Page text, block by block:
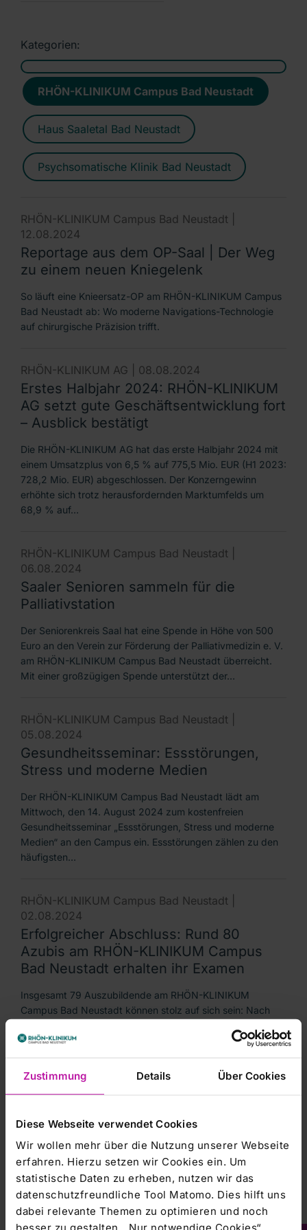
Zustimmung Details Über Cookies
Diese Webseite verwendet Cookies
Wir wollen mehr über die Nutzung unserer Webseite
erfahren. Hierzu setzen wir Cookies ein. Um
statistische Daten zu erheben, nutzen wir das
datenschutzfreundliche Tool Matomo. Dies hilft uns
dabei relevante Themen zu optimieren und noch
Kategorien:
RHÖN-KLINIKUM Campus Bad Neustadt
Haus Saaletal Bad Neustadt
Psychsomatische Klinik Bad Neustadt
RHÖN-KLINIKUM Campus Bad Neustadt |
12.08.2024
Reportage aus dem OP-Saal | Der Weg
zu einem neuen Kniegelenk
So läuft eine Knieersatz-OP am RHÖN-KLINIKUM Campus
Bad Neustadt ab: Wo moderne Navigations-Technologie
auf chirurgische Präzision trifft.
RHÖN-KLINIKUM AG | 08.08.2024
Erstes Halbjahr 2024: RHÖN-KLINIKUM
AG setzt gute Geschäftsentwicklung fort
– Ausblick bestätigt
Die RHÖN-KLINIKUM AG hat das erste Halbjahr 2024 mit
einem Umsatzplus von 6,5 % auf 775,5 Mio. EUR (H1 2023:
728,2 Mio. EUR) abgeschlossen. Der Konzerngewinn
erhöhte sich trotz herausfordernden Marktumfelds um
68,9 % auf…
RHÖN-KLINIKUM Campus Bad Neustadt |
06.08.2024
Saaler Senioren sammeln für die
Palliativstation
Der Seniorenkreis Saal hat eine Spende in Höhe von 500
Euro an den Verein zur Förderung der Palliativmedizin e. V.
am RHÖN-KLINIKUM Campus Bad Neustadt überreicht.
Mit einer großzügigen Spende unterstützt der…
RHÖN-KLINIKUM Campus Bad Neustadt |
05.08.2024
Gesundheitsseminar: Essstörungen,
Stress und moderne Medien
Der RHÖN-KLINIKUM Campus Bad Neustadt lädt am
Mittwoch, den 14. August 2024 zum kostenfreien
Gesundheitsseminar „Essstörungen, Stress und moderne
Medien“ an den Campus ein. Essstörungen zählen zu den
häufigsten…
RHÖN-KLINIKUM Campus Bad Neustadt |
02.08.2024
Erfolgreicher Abschluss: Rund 80
Azubis am RHÖN-KLINIKUM Campus
Bad Neustadt erhalten ihr Examen
Insgesamt 79 Auszubildende am RHÖN-KLINIKUM
Campus Bad Neustadt können stolz auf sich sein: Nach
Abschluss in den verschiedensten Gesundheitsberufen
gemacht. Sie…
RHÖN-KLINIKUM Campus Bad Neustadt |
Morbus Parkinson: Gelungene
Infoveranstaltung für Selbsthilfegruppe
Parkinson-Selbsthilfegruppe Bad Neustadt des
Caritasverbands für den Landkreis Bad Neustadt zu
Besuch in der Klinik für Neurologie am RHÖN-KLINIKUM
Campus Bad Neustadt Morbus Parkinson ist eine langsam